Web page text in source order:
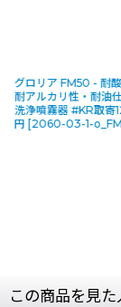
グロリア FM50 - 耐酸
耐アルカリ性・耐油
洗浄噴霧器 #KR取寄
円 [2060-03-1-
この商品を見